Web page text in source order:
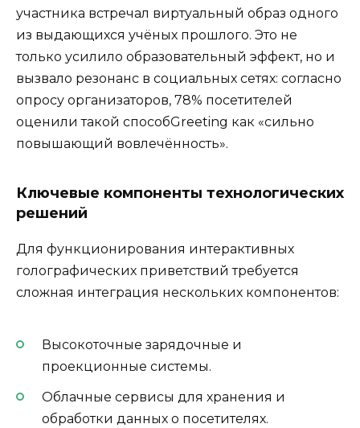
участника встречал виртуальный образ одного
из выдающихся учёных прошлого. Это не
только усилило образовательный эффект, но и
вызвало резонанс в социальных сетях: согласно
опросу организаторов, 78% посетителей
оценили такой способGreeting как «сильно
повышающий вовлечённость».
Ключевые компоненты технологических
решений
Для функционирования интерактивных
голографических приветствий требуется
сложная интеграция нескольких компонентов:
Высокоточные зарядочные и
проекционные системы.
Облачные сервисы для хранения и
обработки данных о посетителях.